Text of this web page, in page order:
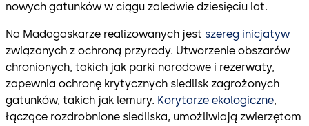
nowych gatunków w ciągu zaledwie dziesięciu lat.
Na Madagaskarze realizowanych jest szereg inicjatyw
związanych z ochroną przyrody. Utworzenie obszarów
chronionych, takich jak parki narodowe i rezerwaty,
zapewnia ochronę krytycznych siedlisk zagrożonych
gatunków, takich jak lemury. Korytarze ekologiczne,
łączące rozdrobnione siedliska, umożliwiają zwierzętom